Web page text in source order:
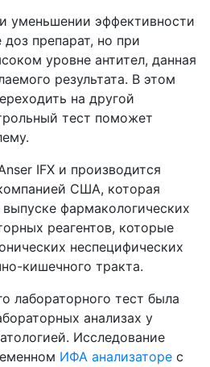
уменьшении эффективности
доз препарат, но при
уровне антител, данная
результата. В этом
на другой
тест поможет
IFX и производится
США, которая
фармакологических
реагентов, которые
неспецифических
кишечного тракта.
лабораторного тест была
анализах у
Исследование
ИФА анализаторе с